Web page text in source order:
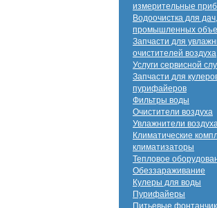
измерительные
Водоочистка для
промышленных
Запчасти для
очистителей воздуха
Услуги сервисной
Запчасти для
пурифайеров
Фильтры воды
Очистители воздуха
Увлажнители
Климатические
климатизаторы
Тепловое
Обеззараживание
Кулеры для воды
Пурифайеры
Питьевые